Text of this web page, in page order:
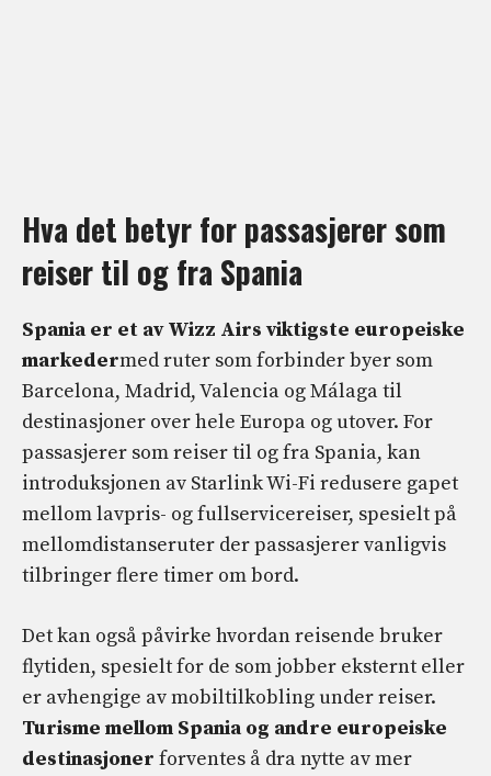
Hva det betyr for passasjerer som
reiser til og fra Spania
Spania er et av Wizz Airs viktigste europeiske
markedermed ruter som forbinder byer som
Barcelona, ​​Madrid, Valencia og Málaga til
destinasjoner over hele Europa og utover. For
passasjerer som reiser til og fra Spania, kan
introduksjonen av Starlink Wi-Fi redusere gapet
mellom lavpris- og fullservicereiser, spesielt på
mellomdistanseruter der passasjerer vanligvis
tilbringer flere timer om bord.
Det kan også påvirke hvordan reisende bruker
flytiden, spesielt for de som jobber eksternt eller
er avhengige av mobiltilkobling under reiser.
Turisme mellom Spania og andre europeiske
destinasjoner forventes å dra nytte av mer